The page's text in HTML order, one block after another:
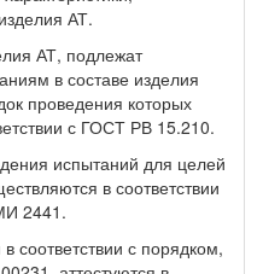
АТ.
АТ, подлежат
в составе изделия
проведения которых
с ГОСТ РВ 15.210.
испытаний для целей
в соответствии
2441.
соответствии с порядком,